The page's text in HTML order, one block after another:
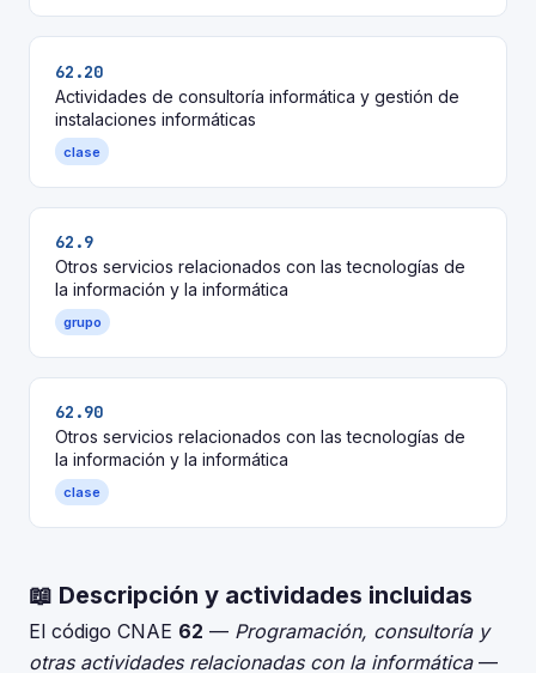
62.20
Actividades de consultoría informática y gestión de
instalaciones informáticas
clase
62.9
Otros servicios relacionados con las tecnologías de
la información y la informática
grupo
62.90
Otros servicios relacionados con las tecnologías de
la información y la informática
clase
📖 Descripción y actividades incluidas
El código CNAE 62 — Programación, consultoría y
otras actividades relacionadas con la informática—